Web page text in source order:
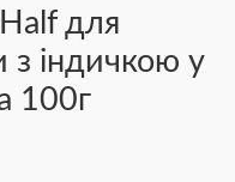
для
індичкою у
100г